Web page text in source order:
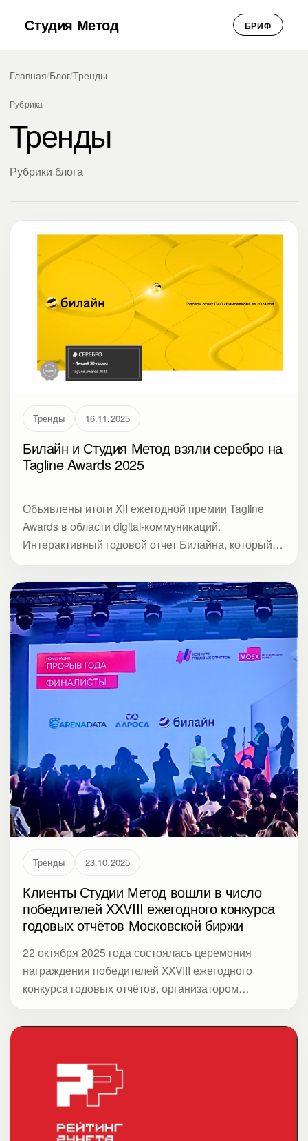
Студия Метод БРИФ
Главная/Блог/Тренды
Рубрика
Тренды
Рубрики блога
Тренды 16.11.2025
Билайн и Студия Метод взяли серебро на
Tagline Awards 2025
Объявлены итоги XII ежегодной премии Tagline
Awards в области digital-коммуникаций.
Интерактивный годовой отчет Билайна, который
награды в номинации «Совершенное исполнение.
Лучший 3D-проект».
Тренды 23.10.2025
Клиенты Студии Метод вошли в число
победителей XXVIII ежегодного конкурса
годовых отчётов Московской биржи
22 октября 2025 года состоялась церемония
награждения победителей XXVIII ежегодного
конкурса годовых отчётов, организатором
году конкурс объединил 119 компаний из
телекоммуникаций, электроэнергетики,
металлургии, транспорта, потребительского
сектора, лесной, нефтегазовой и химической
организации (+64% к 2024 году), в том числе